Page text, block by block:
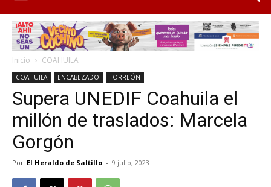
Inicio COAHUILA
COAHUILA ENCABEZADO TORREÓN
Supera UNEDIF Coahuila el
millón de traslados: Marcela
Gorgón
Por El Heraldo de Saltillo - 9 julio, 2023